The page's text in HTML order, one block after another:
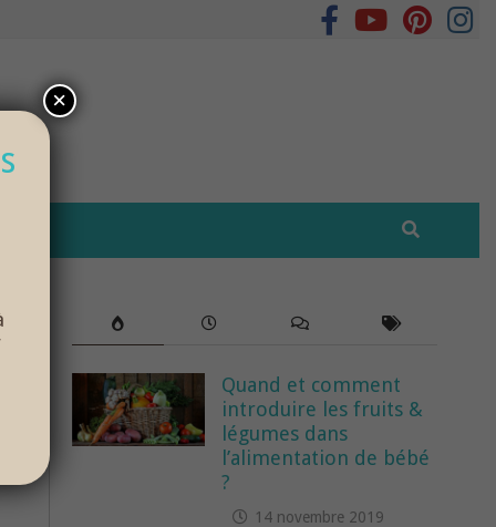
Quand et comment
introduire les fruits &
légumes dans
l’alimentation de bébé
?
14 novembre 2019
×